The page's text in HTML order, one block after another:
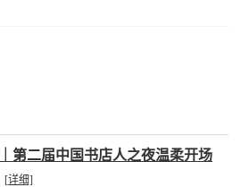
第二届中国书店人之夜温柔开场
[详细]